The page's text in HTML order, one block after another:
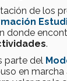
de los
donde
.
parte del
en marcha